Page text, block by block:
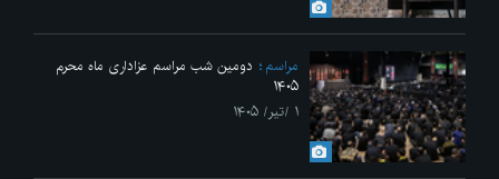
مراسم
دومین شب مراسم عزاداری ماه محرم
۱۴۰۵
۱ /تیر/ ۱۴۰۵